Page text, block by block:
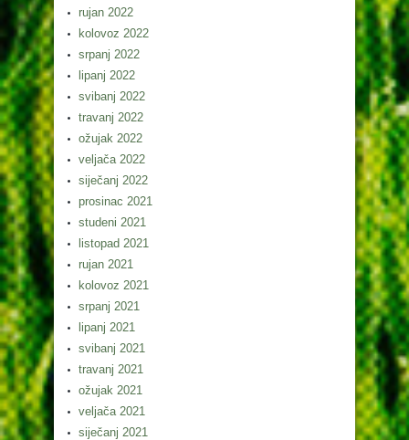
rujan 2022
kolovoz 2022
srpanj 2022
lipanj 2022
svibanj 2022
travanj 2022
ožujak 2022
veljača 2022
siječanj 2022
prosinac 2021
studeni 2021
listopad 2021
rujan 2021
kolovoz 2021
srpanj 2021
lipanj 2021
svibanj 2021
travanj 2021
ožujak 2021
veljača 2021
siječanj 2021